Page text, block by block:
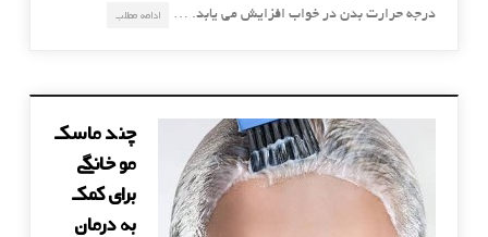
درجه حرارت بدن در خواب افزایش می یابد. …
ادامه مطلب
چند ماسک
مو خانگی
برای کمک
به درمان